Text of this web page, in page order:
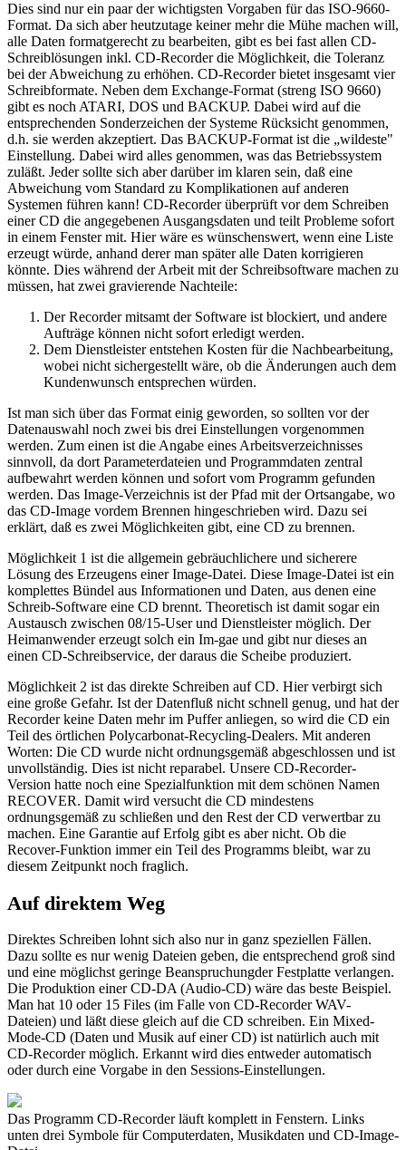
Dies sind nur ein paar der wichtigsten Vorgaben für das ISO-9660-
Format. Da sich aber heutzutage keiner mehr die Mühe machen will,
alle Daten formatgerecht zu bearbeiten, gibt es bei fast allen CD-
Schreiblösungen inkl. CD-Recorder die Möglichkeit, die Toleranz
bei der Abweichung zu erhöhen. CD-Recorder bietet insgesamt vier
Schreibformate. Neben dem Exchange-Format (streng ISO 9660)
gibt es noch ATARI, DOS und BACKUP. Dabei wird auf die
entsprechenden Sonderzeichen der Systeme Rücksicht genommen,
d.h. sie werden akzeptiert. Das BACKUP-Format ist die „wildeste"
Einstellung. Dabei wird alles genommen, was das Betriebssystem
zuläßt. Jeder sollte sich aber darüber im klaren sein, daß eine
Abweichung vom Standard zu Komplikationen auf anderen
Systemen führen kann! CD-Recorder überprüft vor dem Schreiben
einer CD die angegebenen Ausgangsdaten und teilt Probleme sofort
in einem Fenster mit. Hier wäre es wünschenswert, wenn eine Liste
erzeugt würde, anhand derer man später alle Daten korrigieren
könnte. Dies während der Arbeit mit der Schreibsoftware machen zu
müssen, hat zwei gravierende Nachteile:
Der Recorder mitsamt der Software ist blockiert, und andere
Aufträge können nicht sofort erledigt werden.
Dem Dienstleister entstehen Kosten für die Nachbearbeitung,
wobei nicht sichergestellt wäre, ob die Änderungen auch dem
Kundenwunsch entsprechen würden.
Ist man sich über das Format einig geworden, so sollten vor der
Datenauswahl noch zwei bis drei Einstellungen vorgenommen
werden. Zum einen ist die Angabe eines Arbeitsverzeichnisses
sinnvoll, da dort Parameterdateien und Programmdaten zentral
aufbewahrt werden können und sofort vom Programm gefunden
werden. Das Image-Verzeichnis ist der Pfad mit der Ortsangabe, wo
das CD-Image vordem Brennen hingeschrieben wird. Dazu sei
erklärt, daß es zwei Möglichkeiten gibt, eine CD zu brennen.
Möglichkeit 1 ist die allgemein gebräuchlichere und sicherere
Lösung des Erzeugens einer Image-Datei. Diese Image-Datei ist ein
komplettes Bündel aus Informationen und Daten, aus denen eine
Schreib-Software eine CD brennt. Theoretisch ist damit sogar ein
Austausch zwischen 08/15-User und Dienstleister möglich. Der
Heimanwender erzeugt solch ein Im-gae und gibt nur dieses an
einen CD-Schreibservice, der daraus die Scheibe produziert.
Möglichkeit 2 ist das direkte Schreiben auf CD. Hier verbirgt sich
eine große Gefahr. Ist der Datenfluß nicht schnell genug, und hat der
Recorder keine Daten mehr im Puffer anliegen, so wird die CD ein
Teil des örtlichen Polycarbonat-Recycling-Dealers. Mit anderen
Worten: Die CD wurde nicht ordnungsgemäß abgeschlossen und ist
unvollständig. Dies ist nicht reparabel. Unsere CD-Recorder-
Version hatte noch eine Spezialfunktion mit dem schönen Namen
RECOVER. Damit wird versucht die CD mindestens
ordnungsgemäß zu schließen und den Rest der CD verwertbar zu
machen. Eine Garantie auf Erfolg gibt es aber nicht. Ob die
Recover-Funktion immer ein Teil des Programms bleibt, war zu
diesem Zeitpunkt noch fraglich.
Auf direktem Weg
Direktes Schreiben lohnt sich also nur in ganz speziellen Fällen.
Dazu sollte es nur wenig Dateien geben, die entsprechend groß sind
und eine möglichst geringe Beanspruchungder Festplatte verlangen.
Die Produktion einer CD-DA (Audio-CD) wäre das beste Beispiel.
Man hat 10 oder 15 Files (im Falle von CD-Recorder WAV-
Dateien) und läßt diese gleich auf die CD schreiben. Ein Mixed-
Mode-CD (Daten und Musik auf einer CD) ist natürlich auch mit
CD-Recorder möglich. Erkannt wird dies entweder automatisch
oder durch eine Vorgabe in den Sessions-Einstellungen.
Das Programm CD-Recorder läuft komplett in Fenstern. Links
unten drei Symbole für Computerdaten, Musikdaten und CD-Image-